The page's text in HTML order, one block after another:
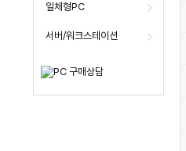
일체형PC
서버/워크스테이션